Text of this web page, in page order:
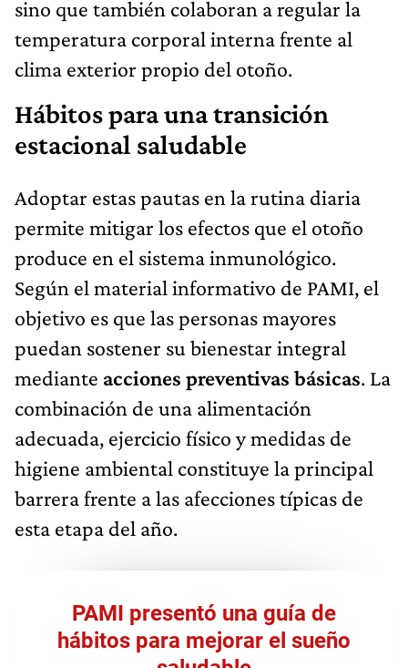
sino que también colaboran a regular la
temperatura corporal interna frente al
clima exterior propio del otoño.
Hábitos para una transición
estacional saludable
Adoptar estas pautas en la rutina diaria
permite mitigar los efectos que el otoño
produce en el sistema inmunológico.
Según el material informativo de PAMI, el
objetivo es que las personas mayores
puedan sostener su bienestar integral
mediante acciones preventivas básicas. La
combinación de una alimentación
adecuada, ejercicio físico y medidas de
higiene ambiental constituye la principal
barrera frente a las afecciones típicas de
esta etapa del año.
PAMI presentó una guía de
hábitos para mejorar el sueño